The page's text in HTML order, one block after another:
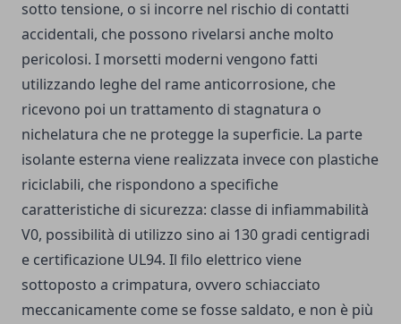
sotto tensione, o si incorre nel rischio di contatti
accidentali, che possono rivelarsi anche molto
pericolosi. I morsetti moderni vengono fatti
utilizzando leghe del rame anticorrosione, che
ricevono poi un trattamento di stagnatura o
nichelatura che ne protegge la superficie. La parte
isolante esterna viene realizzata invece con plastiche
riciclabili, che rispondono a specifiche
caratteristiche di sicurezza: classe di infiammabilità
V0, possibilità di utilizzo sino ai 130 gradi centigradi
e certificazione UL94. Il filo elettrico viene
sottoposto a crimpatura, ovvero schiacciato
meccanicamente come se fosse saldato, e non è più